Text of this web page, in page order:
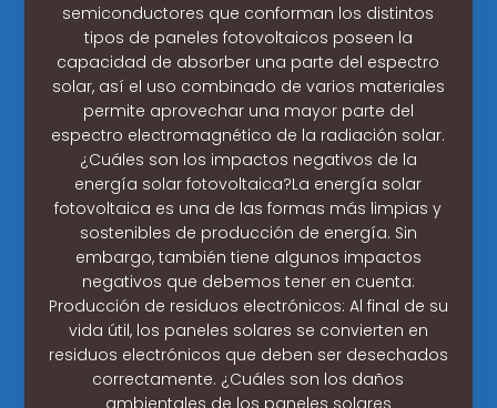
semiconductores que conforman los distintos
tipos de paneles fotovoltaicos poseen la
capacidad de absorber una parte del espectro
solar, así el uso combinado de varios materiales
permite aprovechar una mayor parte del
espectro electromagnético de la radiación solar.
¿Cuáles son los impactos negativos de la
energía solar fotovoltaica?La energía solar
fotovoltaica es una de las formas más limpias y
sostenibles de producción de energía. Sin
embargo, también tiene algunos impactos
negativos que debemos tener en cuenta:
Producción de residuos electrónicos: Al final de su
vida útil, los paneles solares se convierten en
residuos electrónicos que deben ser desechados
correctamente. ¿Cuáles son los daños
ambientales de los paneles solares